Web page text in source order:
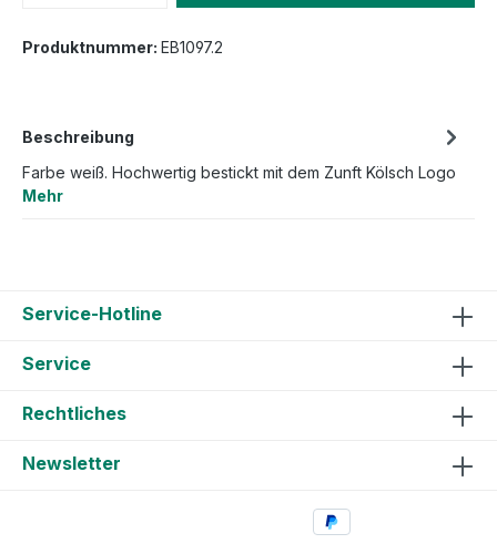
Produktnummer: EB1097.2
Beschreibung
Farbe weiß. Hochwertig bestickt mit dem Zunft Kölsch Logo
Mehr
Service-Hotline
Service
Rechtliches
Newsletter